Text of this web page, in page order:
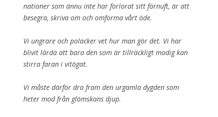
nationer som ännu inte har förlorat sitt förnuft, är att
besegra, skriva om och omforma vårt öde.
Vi ungrare och polacker vet hur man gör det. Vi har
blivit lärda att bara den som är tillräckligt modig kan
stirra faran i vitögat.
Vi måste därför dra fram den urgamla dygden som
heter mod från glömskans djup.